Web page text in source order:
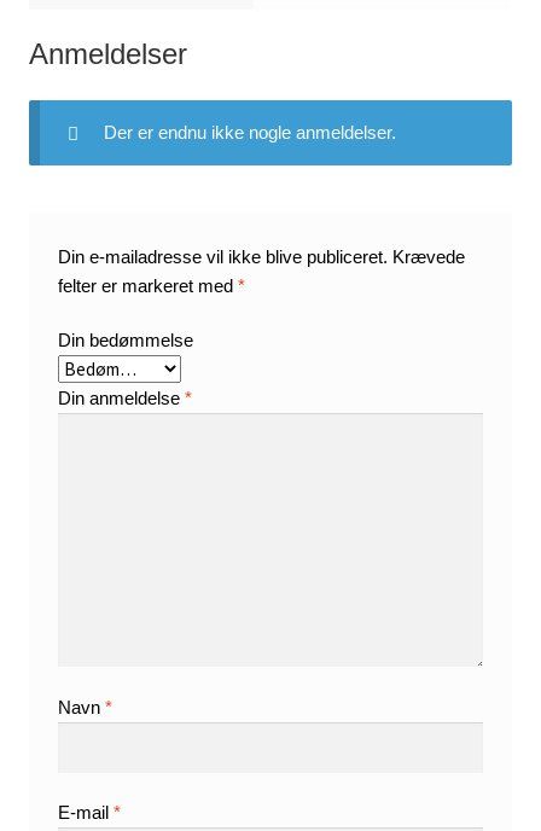
Anmeldelser
Der er endnu ikke nogle anmeldelser.
Din e-mailadresse vil ikke blive publiceret. Krævede
felter er markeret med*
Din bedømmelse
Din anmeldelse*
Navn*
E-mail*